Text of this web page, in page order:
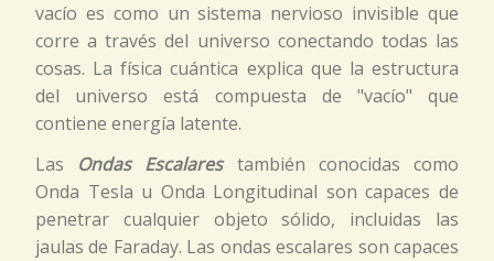
vacío es como un sistema nervioso invisible que
corre a través del universo conectando todas las
cosas. La física cuántica explica que la estructura
del universo está compuesta de "vacío" que
contiene energía latente.
Las Ondas Escalarestambién conocidas como
Onda Tesla u Onda Longitudinal son capaces de
penetrar cualquier objeto sólido, incluidas las
jaulas de Faraday. Las ondas escalares son capaces